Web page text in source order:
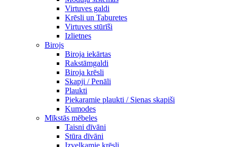
Virtuves galdi
Krēsli un Taburetes
Virtuves stūrīši
Izlietnes
Birojs
Biroja iekārtas
Rakstāmgaldi
Biroja krēsli
Skapji / Penāli
Plaukti
Piekaramie plaukti / Sienas skapiši
Kumodes
Mīkstās mēbeles
Taisni dīvāni
Stūra dīvāni
Izvelkamie krēsli